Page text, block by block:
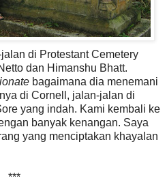
di Protestant Cemetery
dan Himanshu Bhatt.
bagaimana dia menemani
di Cornell, jalan-jalan di
yang indah. Kami kembali ke
banyak kenangan. Saya
yang menciptakan khayalan
***